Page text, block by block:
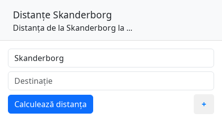
Distanțe Skanderborg
Distanța de la Skanderborg la ...
Calculează distanța +